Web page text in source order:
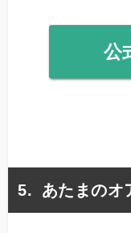
公
あたまのオ